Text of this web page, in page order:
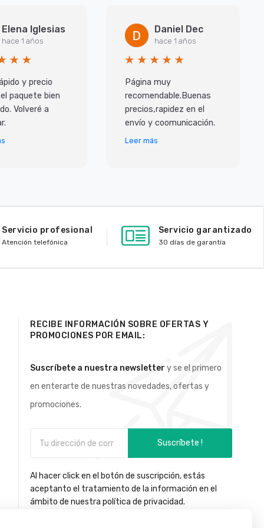
Elena Iglesias
hace 1 años
y precio
paquete bien
Volveré a
Daniel Dec
hace 1 años
Página muy
recomendable.Buenas
precios,rapidez en el
envío y coomunicación.
Leer más
Servicio profesional
Atención telefónica
Servicio garantizado
30 días de garantía
RECIBE INFORMACIÓN SOBRE OFERTAS Y
PROMOCIONES POR EMAIL:
Suscríbete a nuestra newsletter y se el primero
en enterarte de nuestras novedades, ofertas y
promociones.
Suscríbete !
Al hacer click en el botón de suscripción, estás
aceptanto el tratamiento de la información en el
ámbito de nuestra política de privacidad.